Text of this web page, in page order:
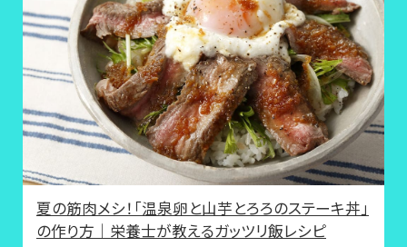
夏の筋肉メシ！「温泉卵と山芋とろろのステーキ丼」
の作り方｜栄養士が教えるガッツリ飯レシピ